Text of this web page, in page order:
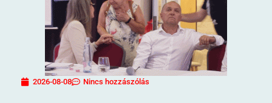
2026-08-08 Nincs hozzászólás